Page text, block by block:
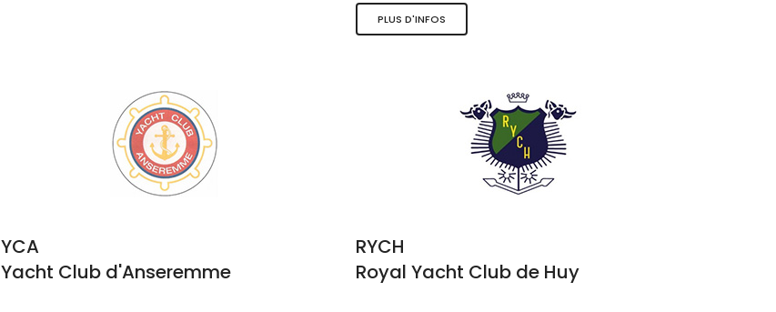
PLUS D'INFOS
YCA
Yacht Club d'Anseremme
RYCH
Royal Yacht Club de Huy